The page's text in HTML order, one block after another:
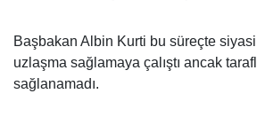
Başbakan Albin Kurti bu süreçte
uzlaşma sağlamaya çalıştı ancak
sağlanamadı.